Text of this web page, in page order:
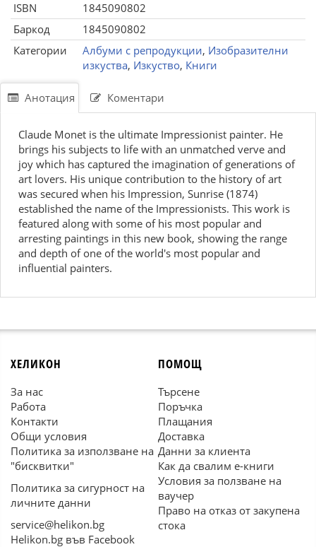
ISBN
1845090802
Баркод
1845090802
Категории
Албуми с репродукции, Изобразителни
изкуства, Изкуство, Книги
Анотация Коментари
Claude Monet is the ultimate Impressionist painter. He
brings his subjects to life with an unmatched verve and
joy which has captured the imagination of generations of
art lovers. His unique contribution to the history of art
was secured when his Impression, Sunrise (1874)
established the name of the Impressionists. This work is
featured along with some of his most popular and
arresting paintings in this new book, showing the range
and depth of one of the world's most popular and
influential painters.
ХЕЛИКОН
За нас
Работа
Контакти
Общи условия
Политика за използване на
"бисквитки"
Политика за сигурност на
личните данни
service@helikon.bg
Helikon.bg във Facebook
ПОМОЩ
Търсене
Поръчка
Плащания
Доставка
Данни за клиента
Как да свалим е-книги
Условия за ползване на
ваучер
Право на отказ от закупена
стока